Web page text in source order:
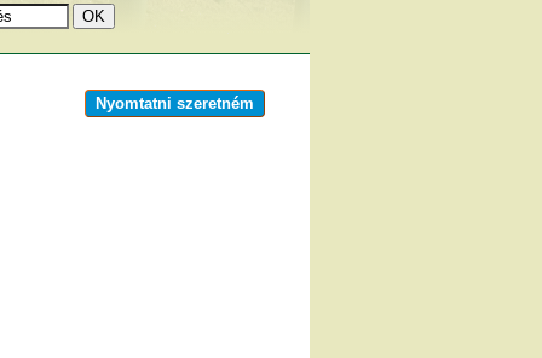
Nyomtatni szeretném